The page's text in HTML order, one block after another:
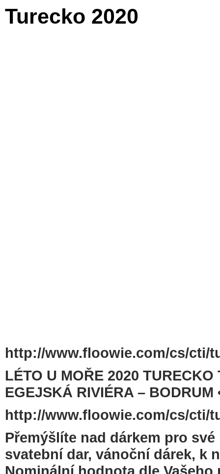
Turecko 2020
http://www.floowie.com/cs/cti/
LÉTO U MOŘE 2020 TURECKO
EGEJSKÁ RIVIÉRA –
http://www.floowie.com/cs/cti/
Přemýšlíte nad dárkem pro
svatební dar, vánoční dárek, k